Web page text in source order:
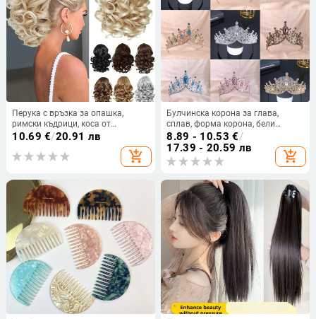
Перука с връзка за опашка,
римски къдрици, коса от
високотемпературно влакно,
механично изработване, за жени,
подходяща за всички тони на
10.69 €/20.91 лв
add_shopping_cart
Булчинска корона за глава,
сплав, форма корона, бели
кристали, електроплатиране,
женски стил
8.89 - 10.53 €/
17.39 - 20.59 лв
add_shopping_cart